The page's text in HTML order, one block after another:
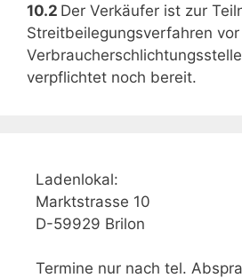
10.2 Der Verkäufer ist zur
Streitbeilegungsverfahren
verpflichtet noch bereit.
Ladenlokal:
Marktstrasse 10
D-59929 Brilon
Termine nur nach tel.